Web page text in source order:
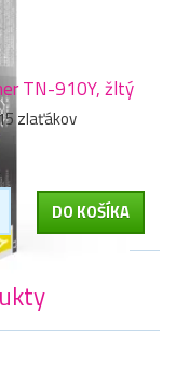
TN-910Y, žltý
zlaťákov
DO KOŠÍKA